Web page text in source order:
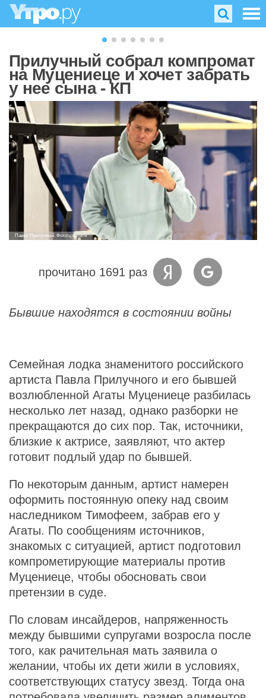
Прилучный собрал компромат
на Муцениеце и хочет забрать
у нее сына - КП
Павел Прилучный. Фото: соцсети
прочитано 1691 раз
Бывшие находятся в состоянии войны
Семейная лодка знаменитого российского
артиста Павла Прилучного и его бывшей
возлюбленной Агаты Муцениеце разбилась
несколько лет назад, однако разборки не
прекращаются до сих пор. Так, источники,
близкие к актрисе, заявляют, что актер
готовит подлый удар по бывшей.
По некоторым данным, артист намерен
оформить постоянную опеку над своим
наследником Тимофеем, забрав его у
Агаты. По сообщениям источников,
знакомых с ситуацией, артист подготовил
компрометирующие материалы против
Муцениеце, чтобы обосновать свои
претензии в суде.
По словам инсайдеров, напряженность
между бывшими супругами возросла после
того, как рачительная мать заявила о
желании, чтобы их дети жили в условиях,
соответствующих статусу звезд. Тогда она